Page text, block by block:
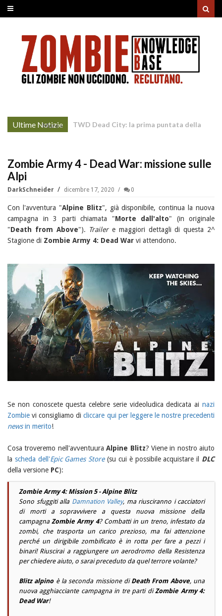
Ultime Notizie
More »
Nightborne: si rianimano i caduti affinchè
Zombie Army 4 - Dead War: missione sulle
Alpi
DarkSchneider dicembre 17, 2020 0
Con l'avventura "Alpine Blitz", già disponibile, continua la nuova
campagna in 3 parti chiamata "Morte dall'alto" (in originale
"Death from Above"). Trailere maggiori dettagli di questa 2^
Stagione di Zombie Army 4: Dead War vi attendono.
Se non conoscete questa celebre serie videoludica dedicata ai nazi
Zombie vi consigliamo dicliccare qui per leggere le nostre precedenti
newsin merito!
Cosa troveremo nell'avventuuraAlpine Blitz? Viene in nostro aiuto
la scheda dell'Epic Games Store(su cui è possibile acquistare il DLC
della versione PC):
Zombie Army 4: Mission 5 -Alpine Blitz
Sono sfuggiti alla Damnation Valley, ma riusciranno i cacciatori
di morti a sopravvivere a questa nuova missione della
campagnaZombie Army 4? Combatti in un treno, infestato da
zombi, che trasporta un carico prezioso, ma fai attenzione
perché un dirigibile zombificato è in rotta per fare a pezzi i
binari! Riuscirai a raggiungere un aerodromo della Resistenza
per chiedere aiuto, o sarai preceduto da quel terrore volante?
Blitz alpinoè la seconda missione di Death From Above, una
nuova agghiacciante campagna in tre parti diZombie Army 4:
Dead War!